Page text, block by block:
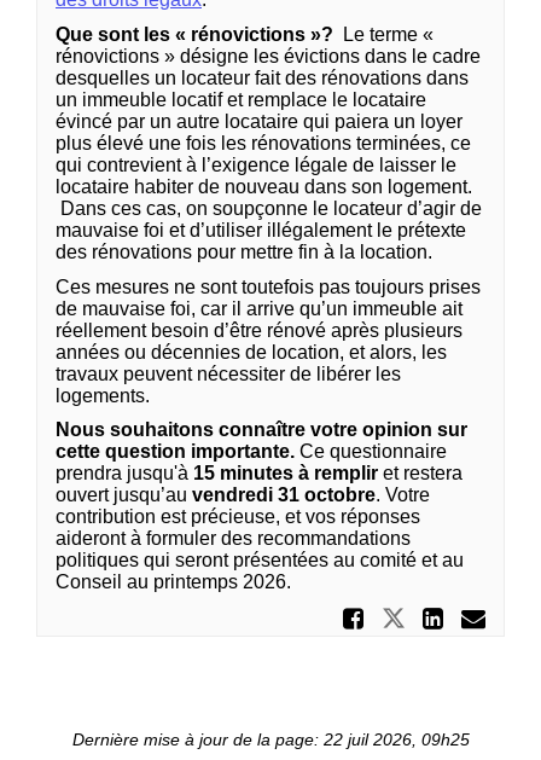
Que sont les « rénovictions »? Le terme «
rénovictions » désigne les évictions dans le cadre
desquelles un locateur fait des rénovations dans
un immeuble locatif et remplace le locataire
évincé par un autre locataire qui paiera un loyer
plus élevé une fois les rénovations terminées, ce
qui contrevient à l’exigence légale de laisser le
locataire habiter de nouveau dans son logement.
Dans ces cas, on soupçonne le locateur d’agir de
mauvaise foi et d’utiliser illégalement le prétexte
des rénovations pour mettre fin à la location.
Ces mesures ne sont toutefois pas toujours prises
de mauvaise foi, car il arrive qu’un immeuble ait
réellement besoin d’être rénové après plusieurs
années ou décennies de location, et alors, les
travaux peuvent nécessiter de libérer les
logements.
Nous souhaitons connaître votre opinion sur
cette question importante. Ce questionnaire
prendra jusqu'à 15 minutes à remplir et restera
ouvert jusqu’au vendredi 31 octobre. Votre
contribution est précieuse, et vos réponses
aideront à formuler des recommandations
politiques qui seront présentées au comité et au
Conseil au printemps 2026.
Partager
Dernière mise à jour de la page: 22 juil 2026, 09h25